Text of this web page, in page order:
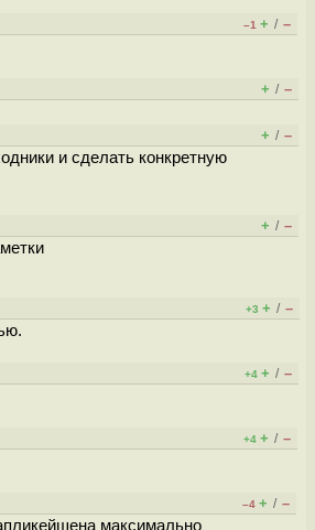
–1 + / –
+ / –
+ / –
и сделать конкретную
+ / –
+3 + / –
+4 + / –
+4 + / –
–4 + / –
максимально